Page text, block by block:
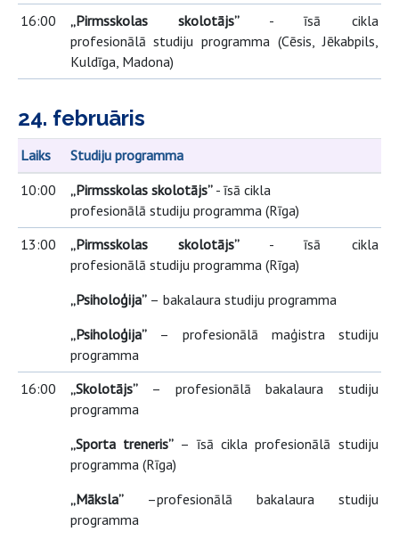
16:00
„Pirmsskolas skolotājs”-īsā cikla
profesionālā studiju programma (Cēsis, Jēkabpils,
Kuldīga, Madona)
24. februāris
Laiks
Studiju programma
10:00
„Pirmsskolas skolotājs”-īsā cikla
profesionālā studiju programma (Rīga)
13:00
„Pirmsskolas skolotājs”-īsā cikla
profesionālā studiju programma (Rīga)
„Psiholoģija” – bakalaura studiju programma
„Psiholoģija”
–
profesionālā maģistra studiju
programma
16:00
„Skolotājs” –
profesionālā bakalaura studiju
programma
„Sporta treneris” – īsā cikla profesionālā studiju
programma (Rīga)
„Māksla”
–profesionālā bakalaura studiju
programma